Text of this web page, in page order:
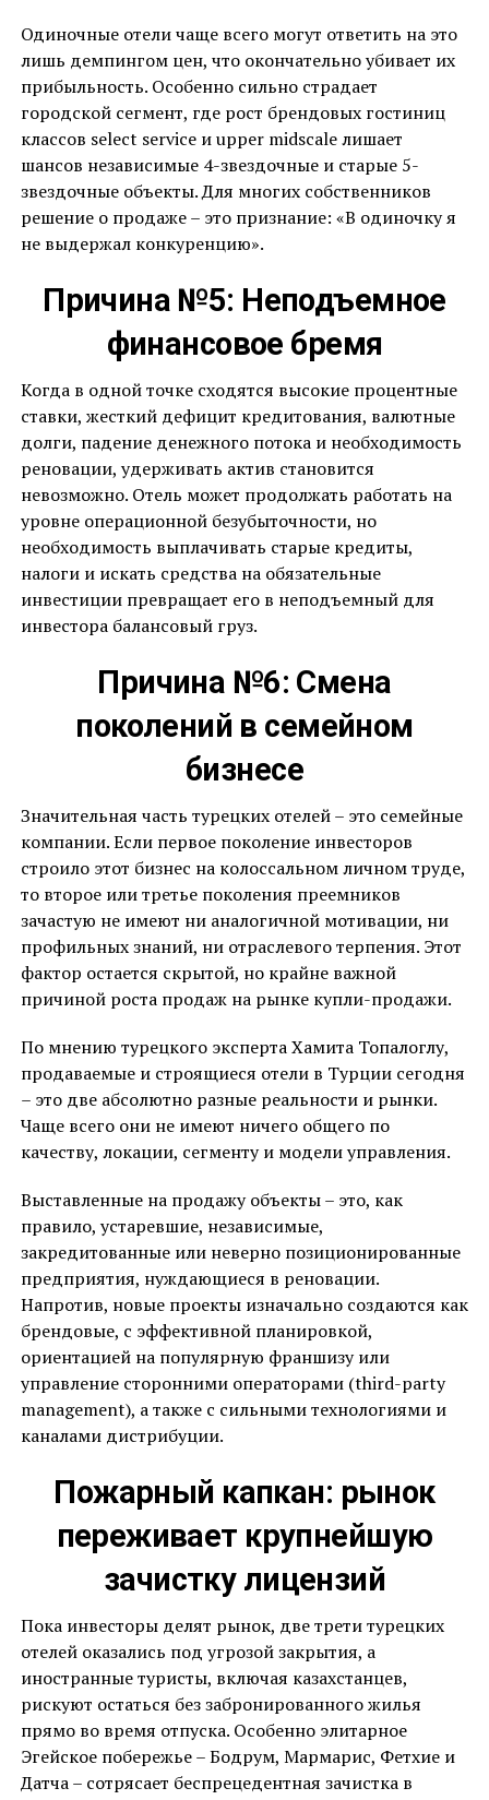
Одиночные отели чаще всего могут ответить на это
лишь демпингом цен, что окончательно убивает их
прибыльность. Особенно сильно страдает
городской сегмент, где рост брендовых гостиниц
классов select service и upper midscale лишает
шансов независимые 4-звездочные и старые 5-
звездочные объекты. Для многих собственников
решение о продаже – это признание: «В одиночку я
не выдержал конкуренцию».
Причина №5: Неподъемное
финансовое бремя
Когда в одной точке сходятся высокие процентные
ставки, жесткий дефицит кредитования, валютные
долги, падение денежного потока и необходимость
реновации, удерживать актив становится
невозможно. Отель может продолжать работать на
уровне операционной безубыточности, но
необходимость выплачивать старые кредиты,
налоги и искать средства на обязательные
инвестиции превращает его в неподъемный для
инвестора балансовый груз.
Причина №6: Смена
поколений в семейном
бизнесе
Значительная часть турецких отелей – это семейные
компании. Если первое поколение инвесторов
строило этот бизнес на колоссальном личном труде,
то второе или третье поколения преемников
зачастую не имеют ни аналогичной мотивации, ни
профильных знаний, ни отраслевого терпения. Этот
фактор остается скрытой, но крайне важной
причиной роста продаж на рынке купли-продажи.
По мнению турецкого эксперта Хамита Топалоглу,
продаваемые и строящиеся отели в Турции сегодня
– это две абсолютно разные реальности и рынки.
Чаще всего они не имеют ничего общего по
качеству, локации, сегменту и модели управления.
Выставленные на продажу объекты – это, как
правило, устаревшие, независимые,
закредитованные или неверно позиционированные
предприятия, нуждающиеся в реновации.
Напротив, новые проекты изначально создаются как
брендовые, с эффективной планировкой,
ориентацией на популярную франшизу или
управление сторонними операторами (third-party
management), а также с сильными технологиями и
каналами дистрибуции.
Пожарный капкан: рынок
переживает крупнейшую
зачистку лицензий
Пока инвесторы делят рынок, две трети турецких
отелей оказались под угрозой закрытия, а
иностранные туристы, включая казахстанцев,
рискуют остаться без забронированного жилья
прямо во время отпуска. Особенно элитарное
Эгейское побережье – Бодрум, Мармарис, Фетхие и
Датча – сотрясает беспрецедентная зачистка в